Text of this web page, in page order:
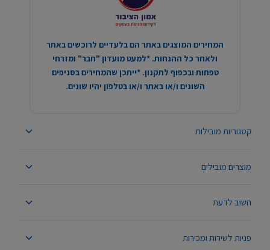
קטגוריות מובילות
מוצרים מובילים
חשוב לדעת
פניות לשירות ומכירות
המחירים המוצגים באתר הם בלעדיים לרוכשים באתר
ולאחר כל ההנחות. *למעט מועדון "חבר" ומזרחי
טפחות ובכפוף לתקנון. *ייתכן שהמחירים בסניפים
השונים ו/או באתר ו/או בטלפון יהיו שונים.